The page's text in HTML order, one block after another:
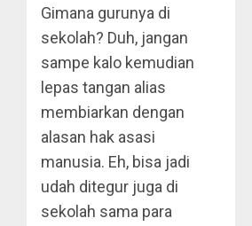
Gimana gurunya di
sekolah? Duh, jangan
sampe kalo kemudian
lepas tangan alias
membiarkan dengan
alasan hak asasi
manusia. Eh, bisa jadi
udah ditegur juga di
sekolah sama para